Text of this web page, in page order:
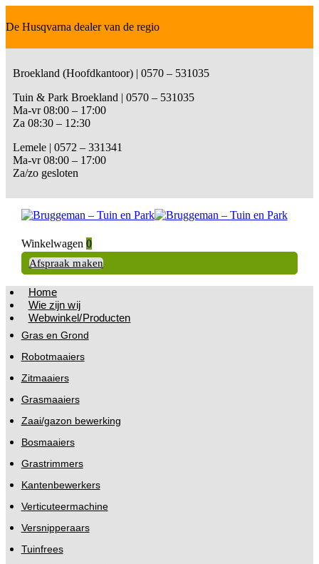
De Husqvarna dealer van de regio
Broekland (Hoofdkantoor) | 0570 – 531035
Tuin & Park Broekland | 0570 – 531035
Ma-vr 08:00 – 17:00
Za 08:30 – 12:30
Lemele | 0572 – 331341
Ma-vr 08:00 – 17:00
Za/zo gesloten
Winkelwagen 0
Afspraak maken
Home
Wie zijn wij
Webwinkel/Producten
Gras en Grond
Robotmaaiers
Zitmaaiers
Grasmaaiers
Zaai/gazon bewerking
Bosmaaiers
Grastrimmers
Kantenbewerkers
Verticuteermachine
Versnipperaars
Tuinfrees